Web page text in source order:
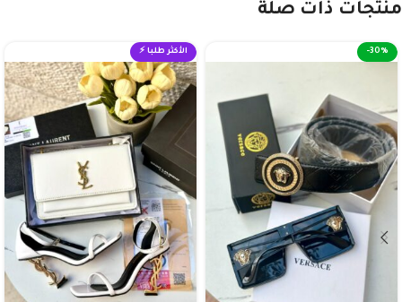
منتجات ذات صلة
-30% الأكثر طلبا ⚡